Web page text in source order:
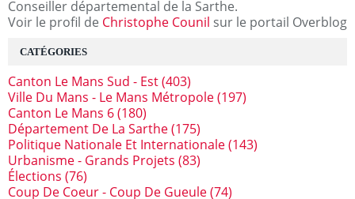
Conseiller départemental de la Sarthe.
Voir le profil de Christophe Counil sur le portail Overblog
CATÉGORIES
Canton Le Mans Sud - Est(403)
Ville Du Mans - Le Mans Métropole(197)
Canton Le Mans 6(180)
Département De La Sarthe(175)
Politique Nationale Et Internationale(143)
Urbanisme - Grands Projets (83)
Élections (76)
Coup De Coeur - Coup De Gueule(74)